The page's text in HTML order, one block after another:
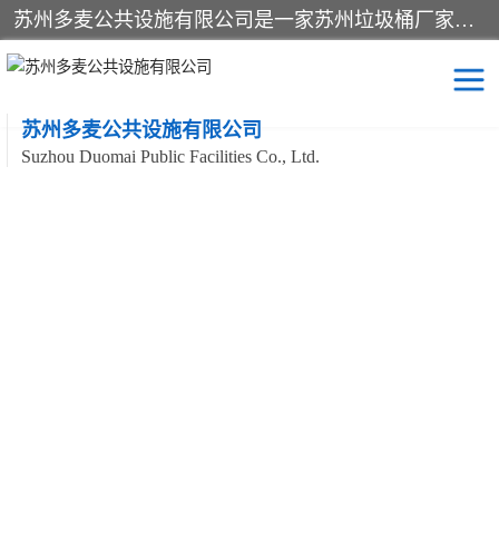
苏州多麦公共设施有限公司是一家苏州垃圾桶厂家，主营：塑料垃圾桶、分类果皮箱、户外园林椅、保安岗亭等产品厂家。全国统一热线电话：17105580222。公司组建完善的团队。设计人员，能根据客户要求，提供适合的设计方案，来满足客户的需求。
苏州多麦公共设施有限公司
Suzhou Duomai Public Facilities Co., Ltd.